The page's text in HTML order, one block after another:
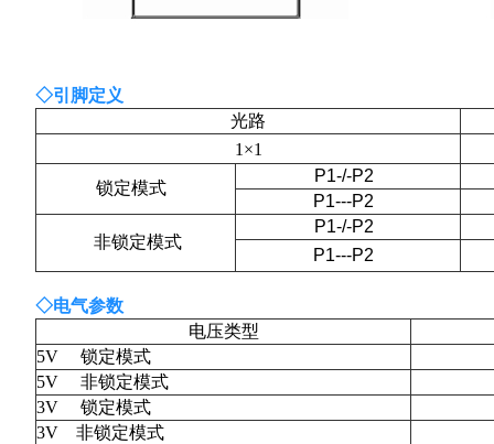
◇引脚定 义
光路
1×1
锁定模式
P1-/-P2
P1---P2
非锁定模式
P1-/-P2
P1---P2
◇电气参数
电压类型
5V 锁定模式
5V 非锁定模式
3V 锁定模式
3V 非锁定模式